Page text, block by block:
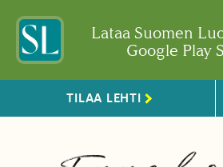
Lataa Suomen
Google Play
TILAA LEHTI